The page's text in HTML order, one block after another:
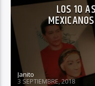
LOS 10
Janito
3 SEPTIEMBRE, 2018